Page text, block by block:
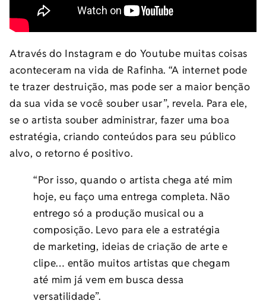
Através do Instagram e do Youtube muitas coisas
aconteceram na vida de Rafinha. “A internet pode
te trazer destruição, mas pode ser a maior benção
da sua vida se você souber usar”, revela. Para ele,
se o artista souber administrar, fazer uma boa
estratégia, criando conteúdos para seu público
alvo, o retorno é positivo.
“Por isso, quando o artista chega até mim
hoje, eu faço uma entrega completa. Não
entrego só a produção musical ou a
composição. Levo para ele a estratégia
de marketing, ideias de criação de arte e
clipe… então muitos artistas que chegam
até mim já vem em busca dessa
versatilidade”.